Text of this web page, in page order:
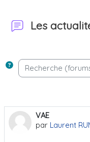
Les
Recherche (forums)
VAE
par Laurent